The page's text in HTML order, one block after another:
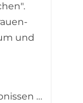
und
…